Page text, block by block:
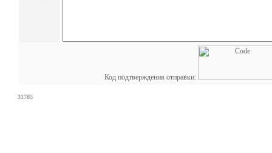
Код подтверждения отправки:
31785